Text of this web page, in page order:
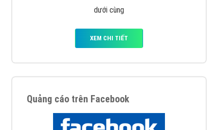
dưới cùng
XEM CHI TIẾT
Quảng cáo trên Facebook